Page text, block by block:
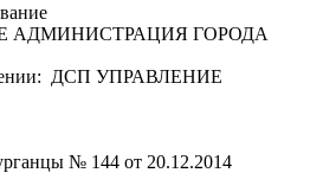
АДМИНИСТРАЦИЯ ГОРОДА
ДСП УПРАВЛЕНИЕ
№ 144 от 20.12.2014